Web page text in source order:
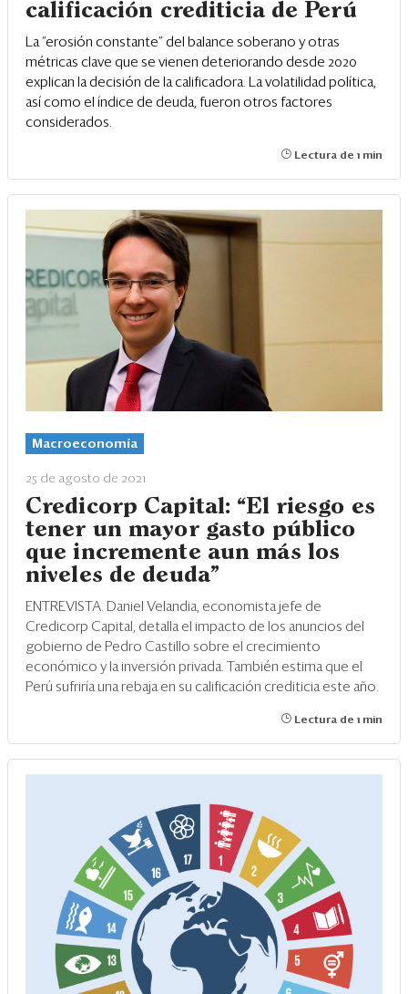
calificación crediticia de Perú
La “erosión constante” del balance soberano y otras
métricas clave que se vienen deteriorando desde 2020
explican la decisión de la calificadora. La volatilidad política,
así como el índice de deuda, fueron otros factores
considerados.
Lectura de 1 min
Macroeconomía
25 de agosto de 2021
Credicorp Capital: “El riesgo es
tener un mayor gasto público
que incremente aun más los
niveles de deuda”
ENTREVISTA. Daniel Velandia, economista jefe de
Credicorp Capital, detalla el impacto de los anuncios del
gobierno de Pedro Castillo sobre el crecimiento
económico y la inversión privada. También estima que el
Perú sufriría una rebaja en su calificación crediticia este año.
Lectura de 1 min